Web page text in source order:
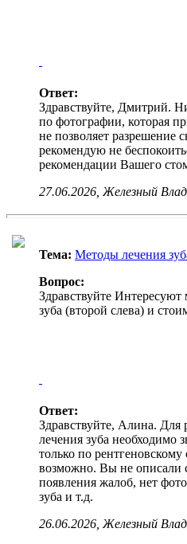
Ответ:
Здравствуйте, Дмитрий.
по фотографии, которая
не позволяет разрешение
рекомендую не
рекомендации Вашего
27.06.2026, Железный
Тема: Методы лечения
Вопрос:
Здравствуйте
зуба (второй слева) и
Ответ:
Здравствуйте, Алина. Для
лечения зуба необходимо
только по
возможно. Вы не описали
появления жалоб, нет
зуба и т.д.
26.06.2026, Железный